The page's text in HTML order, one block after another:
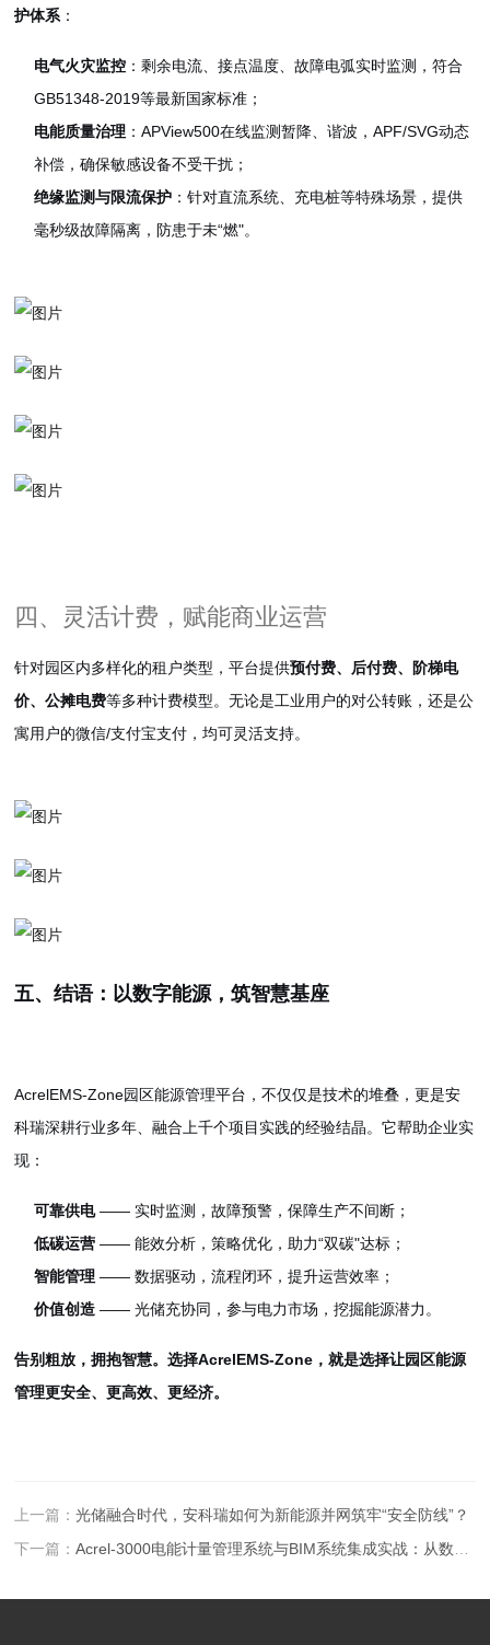
护体系 ：
电气火灾监控 ：剩余电流、接点温度、故障电弧实时监测，符合
GB51348-2019等最新国家标准；
电能质量治理 ：APView500在线监测暂降、谐波，APF/SVG动态
补偿，确保敏感设备不受干扰；
绝缘监测与限流保护 ：针对直流系统、充电桩等特殊场景，提供
毫秒级故障隔离，防患于未“燃"。
四、灵活计费，赋能商业运营
针对园区内多样化的租户类型，平台提供预付费、后付费、阶梯电
价、公摊电费等多种计费模型。无论是工业用户的对公转账，还是公
寓用户的微信/支付宝支付，均可灵活支持。
五、结语：以数字能源，筑智慧基座
AcrelEMS-Zone园区能源管理平台，不仅仅是技术的堆叠，更是安
科瑞深耕行业多年、融合上千个项目实践的经验结晶。它帮助企业实
现：
可靠供电—— 实时监测，故障预警，保障生产不间断；
低碳运营 —— 能效分析，策略优化，助力“双碳"达标；
智能管理 —— 数据驱动，流程闭环，提升运营效率；
价值创造 —— 光储充协同，参与电力市场，挖掘能源潜力。
告别粗放，拥抱智慧。选择AcrelEMS-Zone，就是选择让园区能源
管理更安全、更高效、更经济。
上一篇：光储融合时代，安科瑞如何为新能源并网筑牢“安全防线”？
下一篇：Acrel-3000电能计量管理系统与BIM系统集成实战：从数据孤岛到数字孪生